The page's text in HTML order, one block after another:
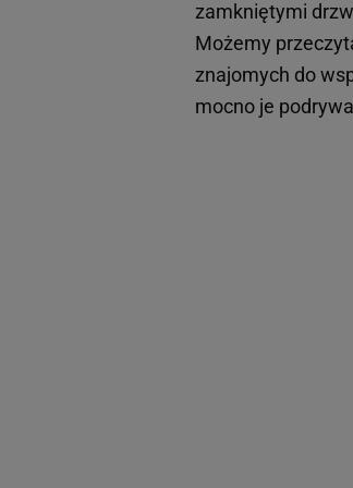
zamkniętymi
Możemy
znajomych do
mocno je